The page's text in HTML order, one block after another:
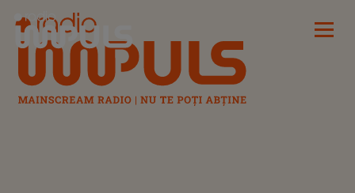
Radio Impuls